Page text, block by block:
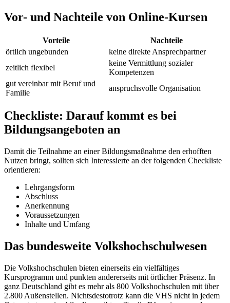
Vor- und Nachteile von Online-Kursen
Vorteile
Nachteile
örtlich ungebunden
keine direkte Ansprechpartner
zeitlich flexibel
keine Vermittlung sozialer
Kompetenzen
gut vereinbar mit Beruf und
Familie
anspruchsvolle Organisation
Checkliste: Darauf kommt es bei
Bildungsangeboten an
Damit die Teilnahme an einer Bildungsmaßnahme den erhofften
Nutzen bringt, sollten sich Interessierte an der folgenden Checkliste
orientieren:
Lehrgangsform
Abschluss
Anerkennung
Voraussetzungen
Inhalte und Umfang
Das bundesweite Volkshochschulwesen
Die Volkshochschulen bieten einerseits ein vielfältiges
Kursprogramm und punkten andererseits mit örtlicher Präsenz. In
ganz Deutschland gibt es mehr als 800 Volkshochschulen mit über
2.800 Außenstellen. Nichtsdestotrotz kann die VHS nicht in jedem